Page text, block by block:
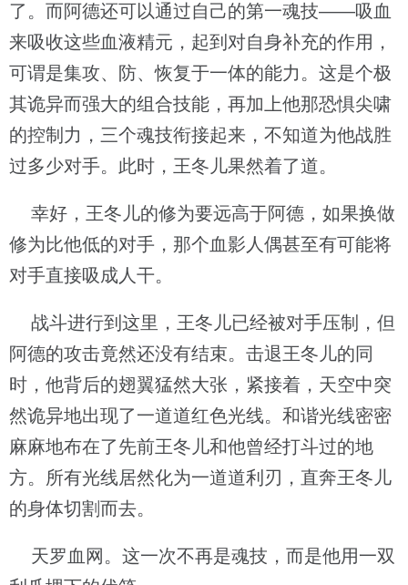
了。而阿德还可以通过自己的第一魂技——吸血
来吸收这些血液精元，起到对自身补充的作用，
可谓是集攻、防、恢复于一体的能力。这是个极
其诡异而强大的组合技能，再加上他那恐惧尖啸
的控制力，三个魂技衔接起来，不知道为他战胜
过多少对手。此时，王冬儿果然着了道。
幸好，王冬儿的修为要远高于阿德，如果换做
修为比他低的对手，那个血影人偶甚至有可能将
对手直接吸成人干。
战斗进行到这里，王冬儿已经被对手压制，但
阿德的攻击竟然还没有结束。击退王冬儿的同
时，他背后的翅翼猛然大张，紧接着，天空中突
然诡异地出现了一道道红色光线。和谐光线密密
麻麻地布在了先前王冬儿和他曾经打斗过的地
方。所有光线居然化为一道道利刃，直奔王冬儿
的身体切割而去。
天罗血网。这一次不再是魂技，而是他用一双